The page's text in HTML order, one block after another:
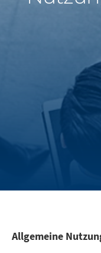
North
United States
Allgemeine